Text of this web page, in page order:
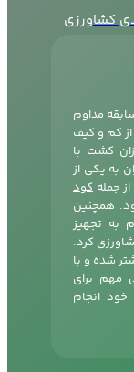
کشاورزی
بیش از 10 سال سابقه مداوم
کم و کیف
کشت با
به یکی از
جمله کود
همچنین
به تجهیز
کرد.
شده و با
مهم برای
خود انجام